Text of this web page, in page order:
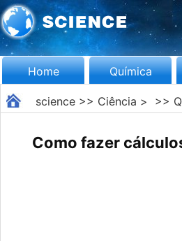
Home Química
science>> Ciência > >>
Como fazer